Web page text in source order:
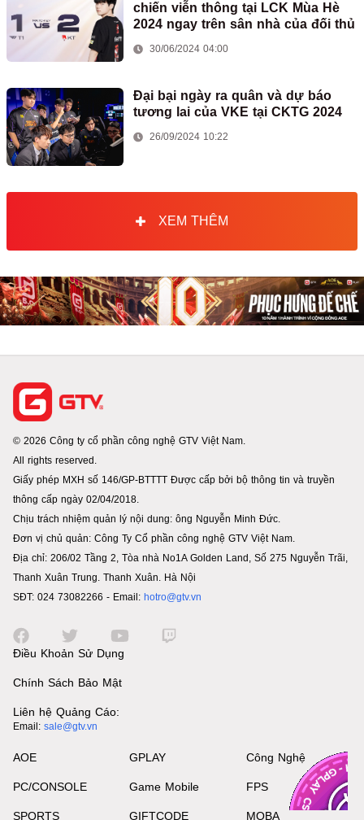
chiến viễn thông tại LCK Mùa Hè
2024 ngay trên sân nhà của đối thủ
30/06/2024 04:00
Đại bại ngày ra quân và dự báo
tương lai của VKE tại CKTG 2024
26/09/2024 10:22
XEM THÊM
© 2026 Công ty cổ phần công nghệ GTV Việt Nam.
All rights reserved.
Giấy phép MXH số 146/GP-BTTTT Được cấp bởi bộ thông tin và truyền
thông cấp ngày 02/04/2018.
Chịu trách nhiệm quản lý nội dung: ông Nguyễn Minh Đức.
Đơn vị chủ quản: Công Ty Cổ phần công nghệ GTV Việt Nam.
Địa chỉ: 206/02 Tầng 2, Tòa nhà No1A Golden Land, Số 275 Nguyễn Trãi,
Thanh Xuân Trung. Thanh Xuân. Hà Nội
SĐT: 024 73082266 - Email: hotro@gtv.vn
Điều Khoản Sử Dụng
Chính Sách Bảo Mật
Liên hệ Quảng Cáo:
Email: sale@gtv.vn
AOE
PC/CONSOLE
SPORTS
GPLAY
Game Mobile
GIFTCODE
Công Nghệ
FPS
MOBA